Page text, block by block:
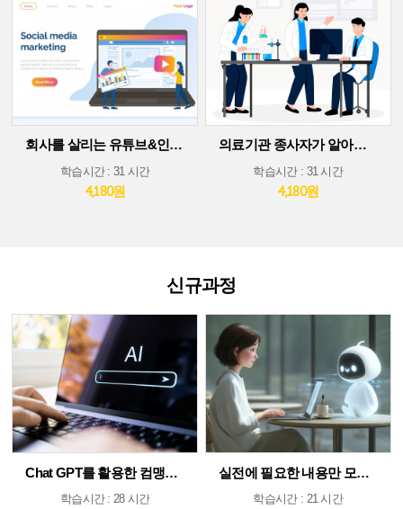
회사를 살리는 유튜브&인스타그램 소셜 미디어 마케팅
학습시간 : 31 시간
4,180원
의료기관 종사자가 알아야 할 의료기술 트렌드
학습시간 : 31 시간
4,180원
신규과정
Chat GPT를 활용한 컴맹도 쉬운 AI
학습시간 : 28 시간
실전에 필요한 내용만 모았다! ChatGPT&AI 툴 활용 가이드
학습시간 : 21 시간